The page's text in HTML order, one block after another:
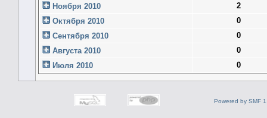
Ноября 2010
2
Октября 2010
0
Сентября 2010
0
Августа 2010
0
Июля 2010
0
Powered by SMF